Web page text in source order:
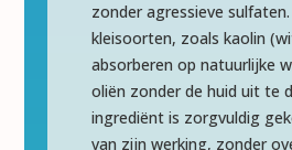
zonder agressieve
kleisoorten, zoals kaolin
absorberen op natuurlijke
oliën zonder de huid uit te
ingrediënt is zorgvuldig
van zijn werking, zonder